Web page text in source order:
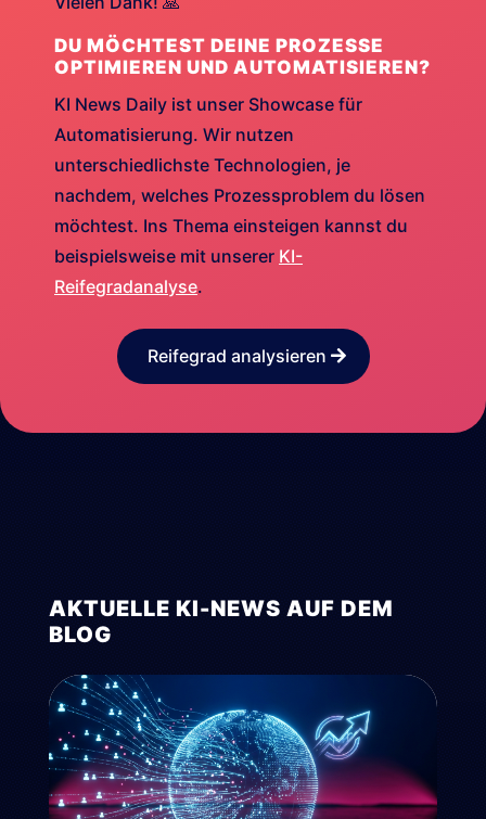
DU MÖCHTEST DEINE PROZESSE
OPTIMIEREN UND AUTOMATISIEREN?
KI News Daily ist unser Showcase für
Automatisierung. Wir nutzen
unterschiedlichste Technologien, je
nachdem, welches Prozessproblem du lösen
möchtest. Ins Thema einsteigen kannst du
beispielsweise mit unserer KI-
Reifegradanalyse.
Reifegrad analysieren
AKTUELLE KI-NEWS AUF DEM
BLOG